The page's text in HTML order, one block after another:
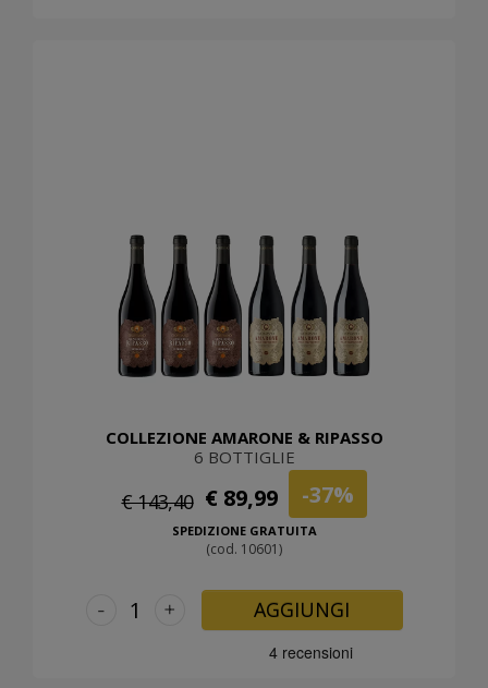
COLLEZIONE AMARONE & RIPASSO
6 BOTTIGLIE
€ 143,40 € 89,99 -37%
SPEDIZIONE GRATUITA
(cod. 10601)
+
- AGGIUNGI